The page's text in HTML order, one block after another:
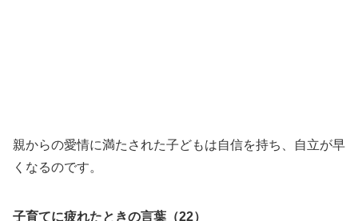
親からの愛情に満たされた子どもは自信を持ち、自立が早
くなるのです。
子育てに疲れたときの言葉（22）